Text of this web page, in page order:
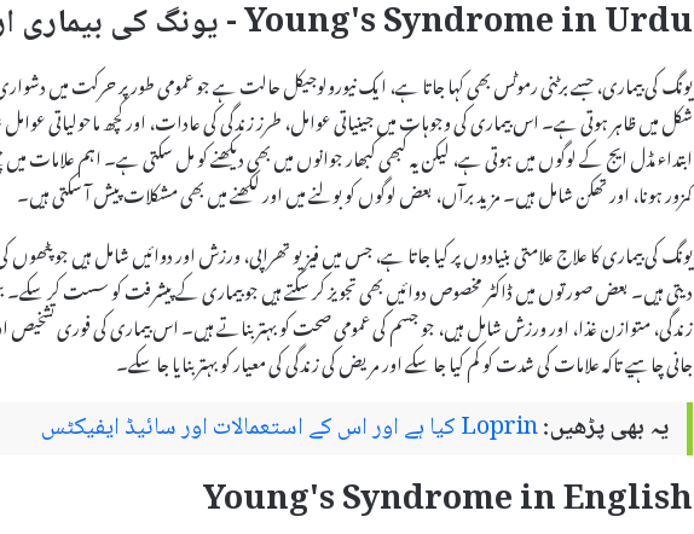
Young's Syndrome in Urdu - یونگ کی بیماری اردو میں
یونگ کی بیماری، جسے برٹنی رموٹس بھی کہا جاتا ہے، ایک نیورولوجیکل حالت ہے جو عمومی طور پر حرکت میں
شکل میں ظاہر ہوتی ہے۔ اس بیماری کی وجوہات میں جینیاتی عوامل، طرز زندگی کی عادات، اور کچھ ماحولیاتی
ابتداء مڈل ایج کے لوگوں میں ہوتی ہے، لیکن یہ کبھی کبھار جوانوں میں بھی دیکھنے کو مل سکتی ہے۔ اہم علامات
کمزور ہونا، اور تھکن شامل ہیں۔ مزید برآں، بعض لوگوں کو بولنے میں اور لکھنے میں بھی مشکلات پیش آ سکتی ہیں۔
یونگ کی بیماری کا علاج علامتی بنیادوں پر کیا جاتا ہے، جس میں فیزیو تھراپی، ورزش اور دوائیں شامل ہیں جو پٹھوں
دیتی ہیں۔ بعض صورتوں میں ڈاکٹر مخصوص دوائیں بھی تجویز کر سکتے ہیں جو بیماری کے پیشرفت کو سست کر
زندگی، متوازن غذا، اور ورزش شامل ہیں، جو جسم کی عمومی صحت کو بہتر بناتے ہیں۔ اس بیماری کی فوری
جانی چاہیے تاکہ علامات کی شدت کو کم کیا جا سکے اور مریض کی زندگی کی معیار کو بہتر بنایا جا سکے۔
یہ بھی پڑھیں:Loprin کیا ہے اور اس کے استعمالات اور سائیڈ ایفیکٹس
Young's Syndrome in English